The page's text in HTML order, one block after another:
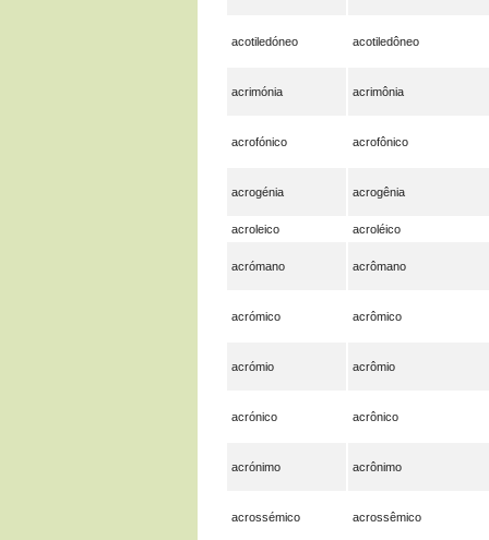
acotiledóneo acotiledôneo
acrimónia acrimônia
acrofónico acrofônico
acrogénia acrogênia
acroleico acroléico
acrómano acrômano
acrómico acrômico
acrómio acrômio
acrónico acrônico
acrónimo acrônimo
acrossémico acrossêmico